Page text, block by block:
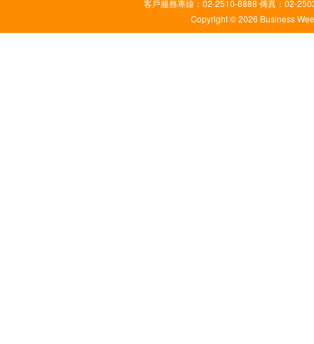
客戶服務專線：02-2510-8888 傳真：02-
Copyright © 2026 Business